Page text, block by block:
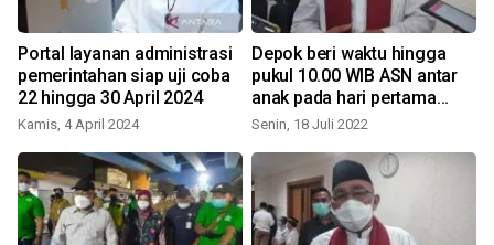
Portal layanan administrasi
pemerintahan siap uji coba
22 hingga 30 April 2024
Kamis, 4 April 2024
Depok beri waktu hingga
pukul 10.00 WIB ASN antar
anak pada hari pertama
sekolah
Senin, 18 Juli 2022